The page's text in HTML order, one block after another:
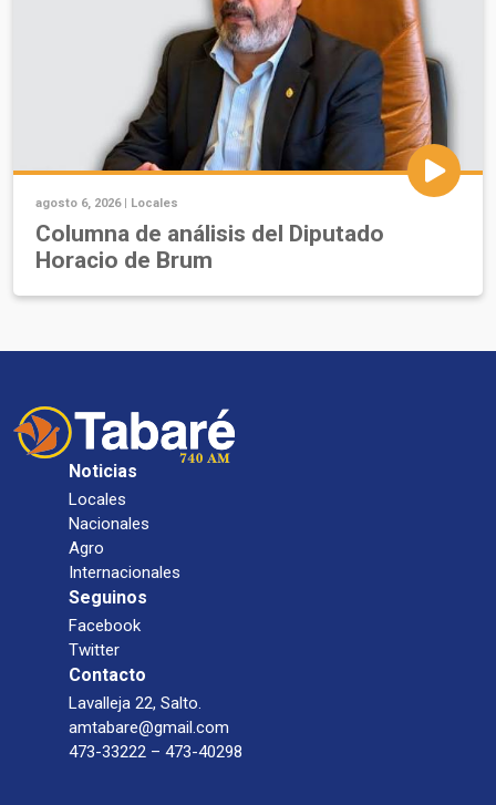
agosto 6, 2026 | Locales
Columna de análisis del Diputado
Horacio de Brum
Noticias
Locales
Nacionales
Agro
Internacionales
Seguinos
Facebook
Twitter
Contacto
Lavalleja 22, Salto.
amtabare@gmail.com
473-33222 – 473-40298